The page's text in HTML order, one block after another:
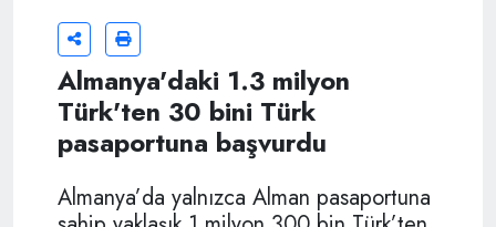
Almanya'daki 1.3 milyon
Türk'ten 30 bini Türk
pasaportuna başvurdu
Almanya’da yalnızca Alman pasaportuna